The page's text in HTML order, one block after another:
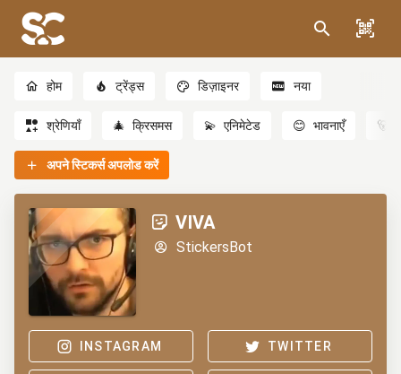
होम ट्रेंड्स डिज़ाइनर नया
श्रेणियाँ 🎄 क्रिसमस 💫 एनिमेटेड 😊 भावनाएँ 🐻
अपने स्टिकर्स अपलोड करें
VIVA
StickersBot
INSTAGRAM TWITTER